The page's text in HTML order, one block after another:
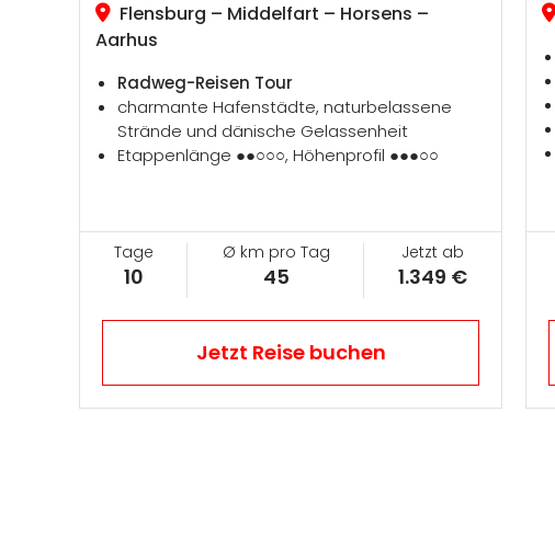
Flensburg – Middelfart – Horsens –
Aarhus
Radweg-Reisen Tour
charmante Hafenstädte, naturbelassene
Strände und dänische Gelassenheit
Etappenlänge ●●○○○, Höhenprofil ●●●○○
Tage
10
Ø km pro Tag
45
Jetzt ab
1.349 €
Jetzt Reise buchen